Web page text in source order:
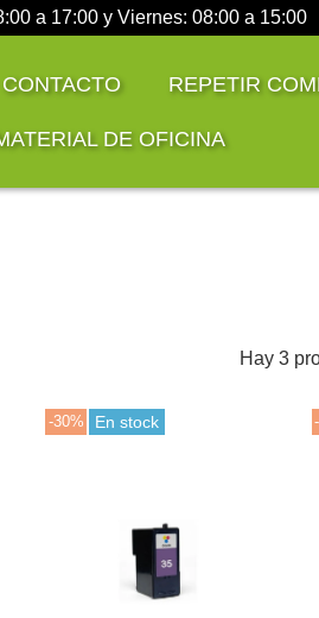
a 17:00 y Viernes: 08:00 a 15:00
CONTACTO REPETIR
DE OFICINA
Hay 3
-30% En stock